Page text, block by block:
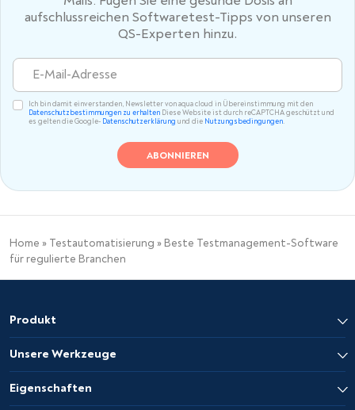
aufschlussreichen Softwaretest-Tipps von unseren
QS-Experten hinzu.
Ich bin damit einverstanden, Newsletter von aqua cloud in Übereinstimmung mit den
Datenschutzbestimmungen zu erhalten Diese Website ist durch reCAPTCHA geschützt und
es gelten die Google- Datenschutzerklärung und die Nutzungsbedingungen.
Home » Testautomatisierung » Beste Testmanagement-Software
für regulierte Branchen
Produkt
Unsere Werkzeuge
Eigenschaften